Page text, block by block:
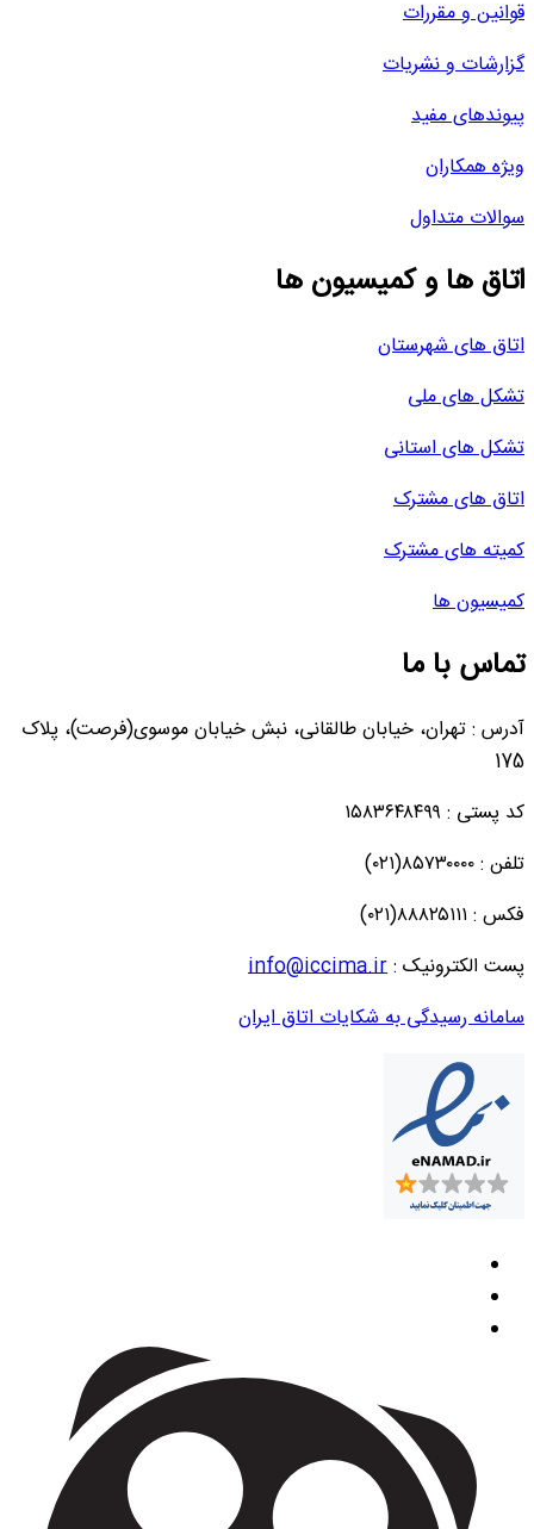
قوانین و مقررات
گزارشات و نشریات
پیوندهای مفید
ویژه همکاران
سوالات متداول
اتاق ها و کمیسیون ها
اتاق های شهرستان
تشکل های ملی
تشکل های استانی
اتاق های مشترک
کمیته های مشترک
کمیسیون ها
تماس با ما
آدرس : تهران، خیابان طالقانی، نبش خیابان موسوی(فرصت)، پلاک
175
کد پستی : ۱۵۸۳۶۴۸۴۹۹
تلفن : ۸۵۷۳۰۰۰۰(۰۲۱)
فکس : ۸۸۸۲۵۱۱۱(۰۲۱)
پست الکترونیک :info@iccima.ir
سامانه رسیدگی به شکایات اتاق ایران